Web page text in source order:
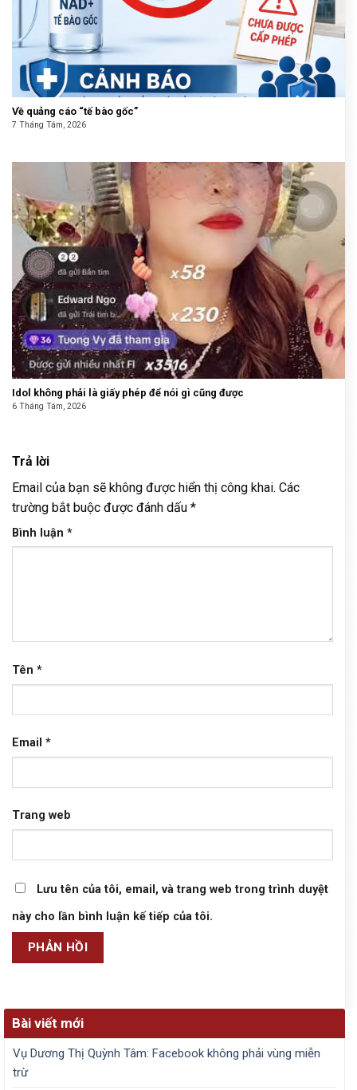
Về quảng cáo “tế bào gốc”
7 Tháng Tám, 2026
Idol không phải là giấy phép để nói gì cũng được
6 Tháng Tám, 2026
Trả lời
Email của bạn sẽ không được hiển thị công khai. Các
trường bắt buộc được đánh dấu *
Bình luận *
Tên *
Email *
Trang web
Lưu tên của tôi, email, và trang web trong trình duyệt
này cho lần bình luận kế tiếp của tôi.
Bài viết mới
Vụ Dương Thị Quỳnh Tâm: Facebook không phải vùng miễn
trừ